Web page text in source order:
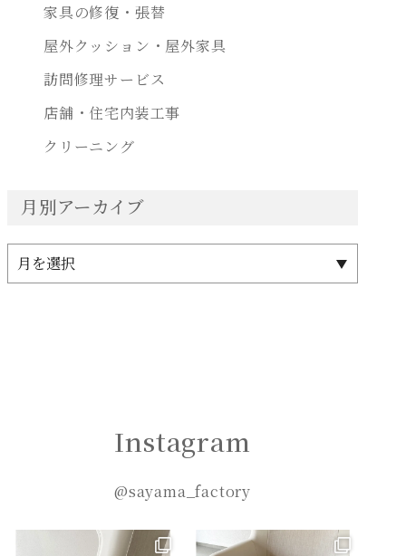
家具の修復・張替
屋外クッション・屋外家具
訪問修理サービス
店舗・住宅内装工事
クリーニング
月別アーカイブ
Instagram
@sayama_factory